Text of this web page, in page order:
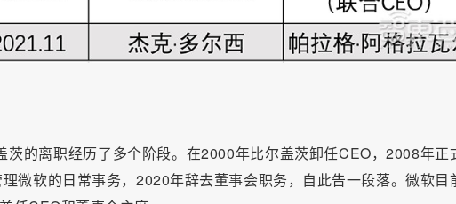
的离职经历了多个阶段。在2000年比尔盖茨卸任CEO，2008年正
微软的日常事务，2020年辞去董事会职务，自此告一段落。微软目